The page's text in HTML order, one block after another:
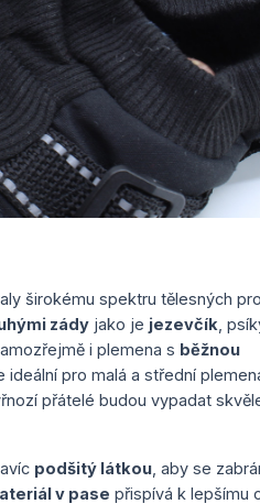
širokému spektru tělesných
zády jako je jezevčík ,
i plemena s běžnou
ideální pro malá a střední
přátelé budou vypadat
podšitý látkou , aby se
v pase přispívá k lepšímu